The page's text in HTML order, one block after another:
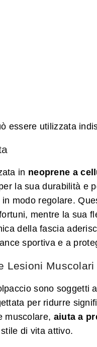
essere utilizzata
in neoprene a
la sua durabilità e
modo regolare.
mentre la sua
della fascia
sportiva e a
Lesioni Muscolari
sono
per ridurre
muscolare, aiuta a
di vita attivo.